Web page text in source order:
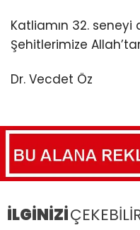
Katliamın 32.
Şehitlerimize
Dr. Vecdet Öz
İLGİNİZİ